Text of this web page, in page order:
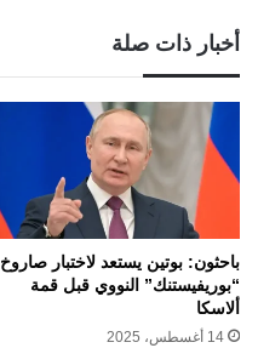
أخبار ذات صلة
باحثون: بوتين يستعد لاختبار صاروخ
“بوريفيستنك” النووي قبل قمة
ألاسكا
14 أغسطس، 2025